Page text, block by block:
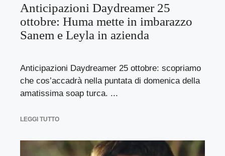
Anticipazioni Daydreamer 25
ottobre: Huma mette in imbarazzo
Sanem e Leyla in azienda
Anticipazioni Daydreamer 25 ottobre: scopriamo
che cos’accadrà nella puntata di domenica della
amatissima soap turca. ...
LEGGI TUTTO